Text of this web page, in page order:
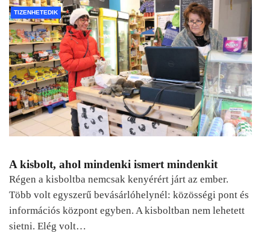
TIZENHETEDIK
A kisbolt, ahol mindenki ismert mindenkit
Régen a kisboltba nemcsak kenyérért járt az ember.
Több volt egyszerű bevásárlóhelynél: közösségi pont és
információs központ egyben. A kisboltban nem lehetett
sietni. Elég volt…